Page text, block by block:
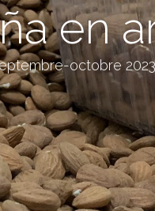
en
octobre 2023